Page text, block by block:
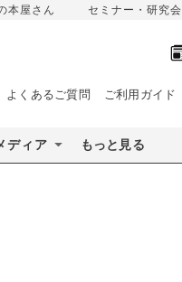
本屋さん セミナー・研究会
よくあるご質問 ご利用ガイド
ディア もっと見る